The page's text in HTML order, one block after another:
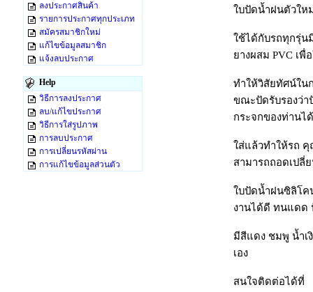
ลงประกาศสินค้า
รายการประกาศทุกประเภท
สมัครสมาชิกใหม่
แก้ไขข้อมูลสมาชิก
แจ้งลบประกาศ
Help
วิธีการลงประกาศ
ลบ/แก้ไขประกาศ
วิธีการใส่รูปภาพ
การลบประกาศ
การเปลี่ยนรหัสผ่าน
การแก้ไขข้อมูลส่วนตัว
ใบปัดน้ำฝนตัวให
ใช้ได้กับรถทุกรุ่น
ยางผสม PVC เ
ทำให้วิสัยทัศน์ใ
ขณะปัดรับรองว่า
กระจกของท่านไ
ใส่แล้วทำให้รถ
สามารถถอดเปลี่
ใบปัดน้ำฝนซิลิโค
งานได้ดี ทนแดด
มีสีแดง ชมพู น้ำเ
เอง
สนใจติดต่อได้ที่